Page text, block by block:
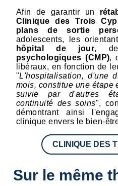
Afin de garantir un
Clinique des Trois
plans de sortie
adolescents, les
hôpital de jour,
psychologiques (CMP),
libéraux, en fonction de
"L'hospitalisation, d'une
mois, constitue une étape
suivie par d'autres
continuité des soins",
démontrant ainsi
clinique envers le bien-
CLINIQUE DES
Sur le même